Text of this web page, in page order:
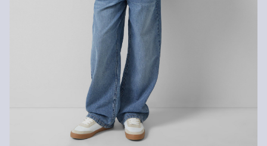
Supporting Better Cotton: Wenn Du dich für unsere
Baumwollprodukte entscheidest, unterstützt Du unsere Investition
in die Mission von Better Cotton, Gemeinschaften zu helfen
fortzubestehen und zu gedeihen; und gleichzeitig die Umwelt zu
schützen und wiederherzustellen. Better Cotton unterstützt
landwirtschaftliche Gemeinschaften in sozialer, ökologischer und
wirtschaftlicher Hinsicht, indem Landwirt: innen in nachhaltigeren
Anbaumethoden geschult werden. Dieses Produkt wird über ein
System der Massenbilanz erzeugt und enthält daher
möglicherweise kein Better Cotton. Mehr Informationen dazu